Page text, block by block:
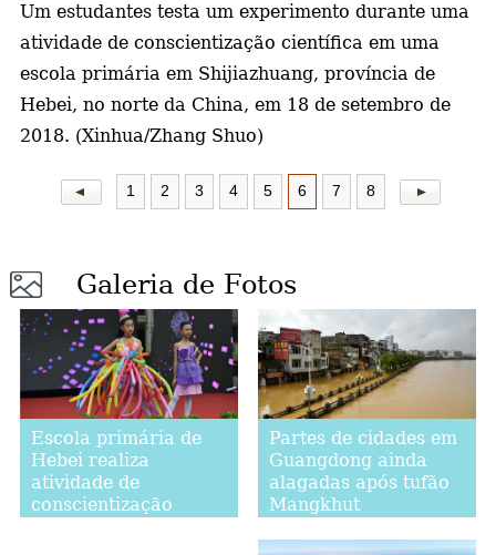
Um estudantes testa um experimento durante uma
atividade de conscientização científica em uma
escola primária em Shijiazhuang, província de
Hebei, no norte da China, em 18 de setembro de
2018. (Xinhua/Zhang Shuo)
1 2 3 4 5 6 7 8
Galeria de Fotos
Escola primária de
Hebei realiza
atividade de
conscientização
Partes de cidades em
Guangdong ainda
alagadas após tufão
Mangkhut